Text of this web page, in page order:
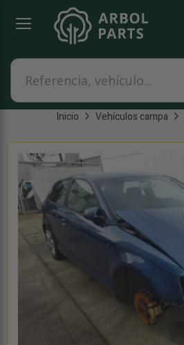
Referencia, vehículo...
Inicio Vehículos campa